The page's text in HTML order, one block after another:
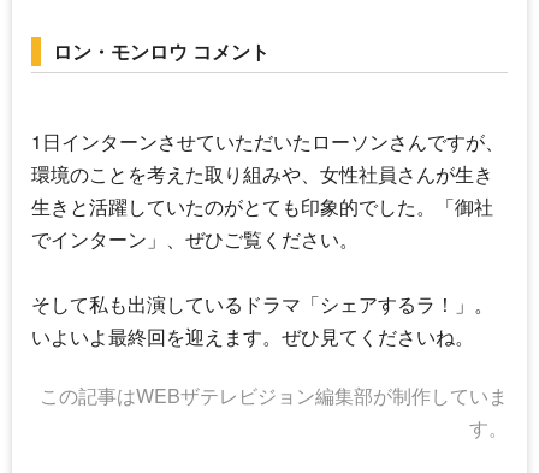
ロン・モンロウ コメント
1日インターンさせていただいたローソンさんですが、
環境のことを考えた取り組みや、女性社員さんが生き
生きと活躍していたのがとても印象的でした。「御社
でインターン」、ぜひご覧ください。
そして私も出演しているドラマ「シェアするラ！」。
いよいよ最終回を迎えます。ぜひ見てくださいね。
この記事はWEBザテレビジョン編集部が制作していま
す。